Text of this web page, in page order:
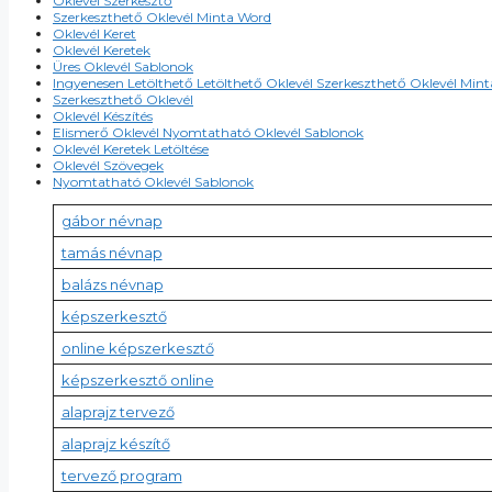
Szerkeszthető Oklevél Minta Word
Oklevél Keret
Oklevél Keretek
Üres Oklevél Sablonok
Ingyenesen Letölthető Letölthető Oklevél Szerkeszthető Oklevél
Szerkeszthető Oklevél
Oklevél Készítés
Elismerő Oklevél Nyomtatható Oklevél Sablonok
Oklevél Keretek Letöltése
Oklevél Szövegek
Nyomtatható Oklevél Sablonok
gábor névnap
tamás névnap
balázs névnap
képszerkesztő
online képszerkesztő
képszerkesztő online
alaprajz tervező
alaprajz készítő
tervező program